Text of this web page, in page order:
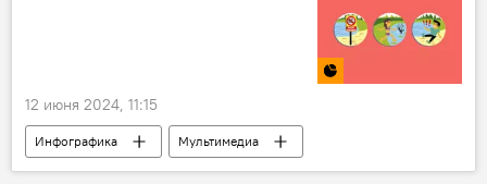
12 июня 2024, 11:15
Инфографика
Мультимедиа
активный отдых
отдых